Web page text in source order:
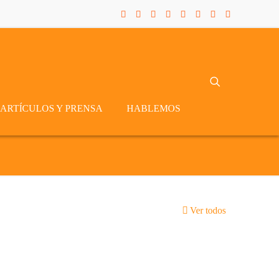
ARTÍCULOS Y PRENSA HABLEMOS
Ver todos